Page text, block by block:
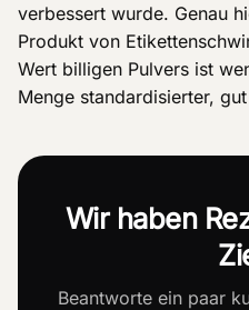
verbessert wurde. Genau
Produkt von
Wert billigen Pulvers ist
Menge standardisierter,
Wir haben
Beantworte ein paar